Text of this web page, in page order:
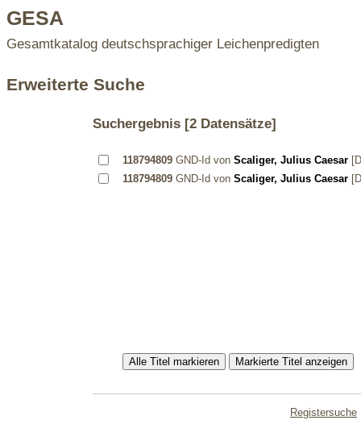
GESA
Gesamtkatalog deutschsprachiger Leichenpredigten
Erweiterte Suche
Suchergebnis[2 Datensätze]
118794809GND-Id von Scaliger, Julius Caesar
118794809GND-Id von Scaliger, Julius Caesar
Registersuche